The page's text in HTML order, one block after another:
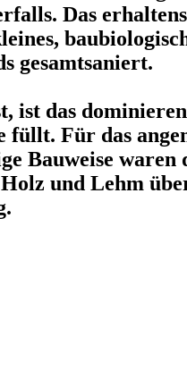
Das
gesamtsaniert.
das
Für das
Bauweise
und Lehm